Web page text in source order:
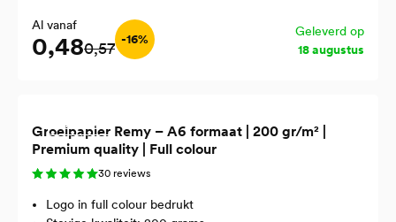
Al vanaf
0,480,57 -16%
Geleverd op
18 augustus
Gerecycled
Groeipapier Remy – A6 formaat | 200 gr/m² |
Premium quality | Full colour
30 reviews
Logo in full colour bedrukt